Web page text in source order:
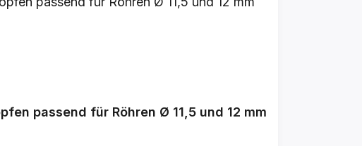
passend für Röhren Ø 11,5 und 12 mm